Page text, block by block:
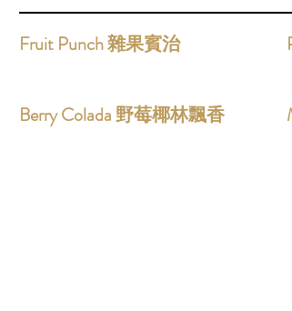
Fruit Punch 雜果賓治
Berry Colada 野莓椰林飄香